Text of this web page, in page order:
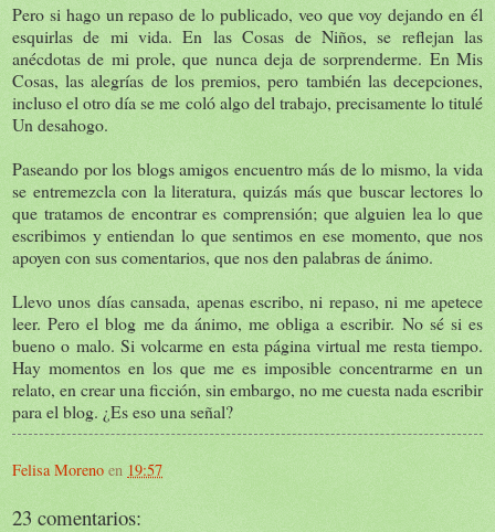
Pero si hago un repaso de lo publicado, veo que voy dejando en él
esquirlas de mi vida. En las Cosas de Niños, se reflejan las
anécdotas de mi prole, que nunca deja de sorprenderme. En Mis
Cosas, las alegrías de los premios, pero también las decepciones,
incluso el otro día se me coló algo del trabajo, precisamente lo titulé
Un desahogo.
Paseando por los blogs amigos encuentro más de lo mismo, la vida
se entremezcla con la literatura, quizás más que buscar lectores lo
que tratamos de encontrar es comprensión; que alguien lea lo que
escribimos y entiendan lo que sentimos en ese momento, que nos
apoyen con sus comentarios, que nos den palabras de ánimo.
Llevo unos días cansada, apenas escribo, ni repaso, ni me apetece
leer. Pero el blog me da ánimo, me obliga a escribir. No sé si es
bueno o malo. Si volcarme en esta página virtual me resta tiempo.
Hay momentos en los que me es imposible concentrarme en un
relato, en crear una ficción, sin embargo, no me cuesta nada escribir
para el blog. ¿Es eso una señal?
Felisa Moreno en 19:57
23 comentarios: